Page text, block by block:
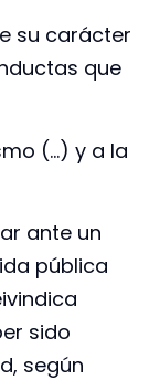
su carácter
que
(…) y a la
ante un
pública
sido
según